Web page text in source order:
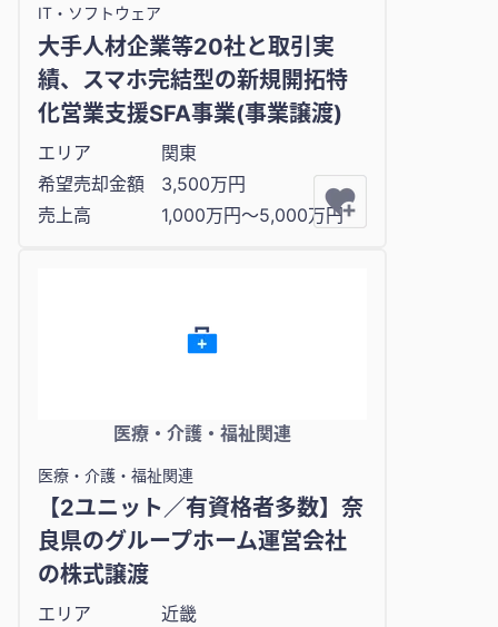
IT・ソフトウェア
大手人材企業等20社と取引実
績、スマホ完結型の新規開拓特
化営業支援SFA事業(事業譲渡)
エリア
関東
希望売却金額
3,500万円
売上高
1,000万円〜5,000万円
医療・介護・福祉関連
医療・介護・福祉関連
【2ユニット／有資格者多数】奈
良県のグループホーム運営会社
の株式譲渡
エリア
近畿